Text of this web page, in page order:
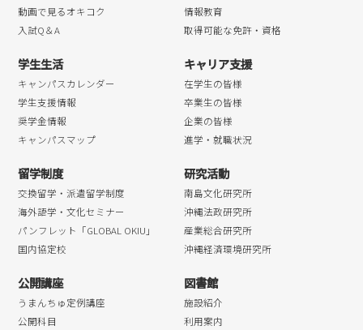
動画で見るオキコク
入試Q＆A
情報教育
取得可能な免許・資格
学生生活
キャンパスカレンダー
学生支援情報
奨学金情報
キャンパスマップ
キャリア支援
在学生の皆様
卒業生の皆様
企業の皆様
進学・就職状況
留学制度
交換留学・派遣留学制度
海外語学・文化セミナー
パンフレット「GLOBAL OKIU」
国内協定校
研究活動
南島文化研究所
沖縄法政研究所
産業総合研究所
沖縄経済環境研究所
公開講座
うまんちゅ定例講座
公開科目
図書館
施設紹介
利用案内